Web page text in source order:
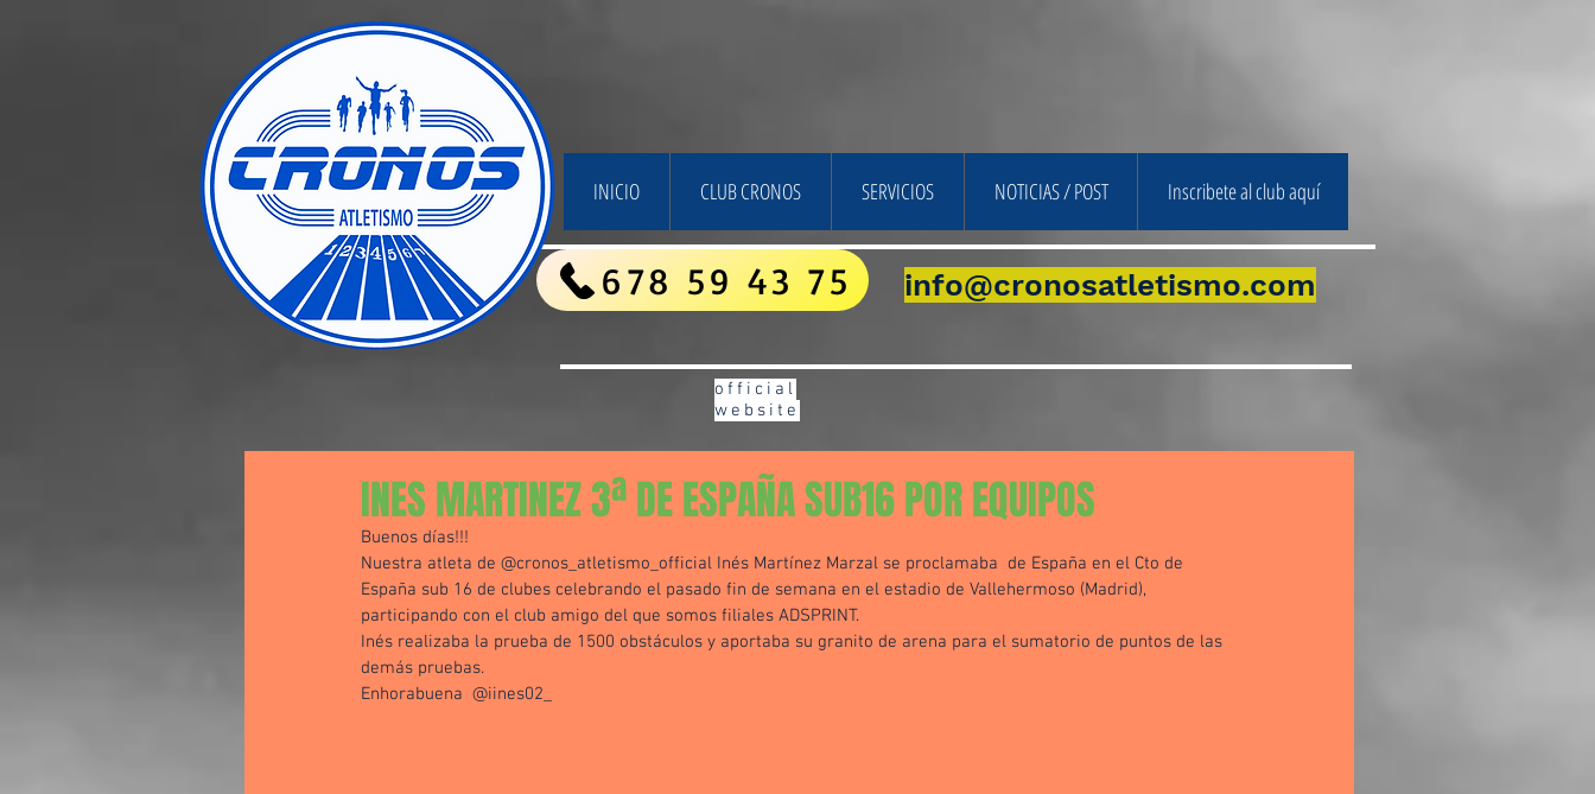
INICIO CLUB CRONOS SERVICIOS NOTICIAS / POST Inscribete al club aquí
info@cronosatletismo.com
678 59 43 75
official
website
INES MARTINEZ 3ª DE ESPAÑA SUB16 POR EQUIPOS
Buenos días!!!
Nuestra atleta de @cronos_atletismo_official Inés Martínez Marzal se proclamaba  de España en el Cto de
España sub 16 de clubes celebrando el pasado fin de semana en el estadio de Vallehermoso (Madrid),
participando con el club amigo del que somos filiales ADSPRINT.
Inés realizaba la prueba de 1500 obstáculos y aportaba su granito de arena para el sumatorio de puntos de las
demás pruebas.
Enhorabuena  @iines02_